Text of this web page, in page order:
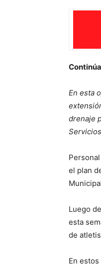
En esta
drenaje
el plan
Luego
esta
de
En